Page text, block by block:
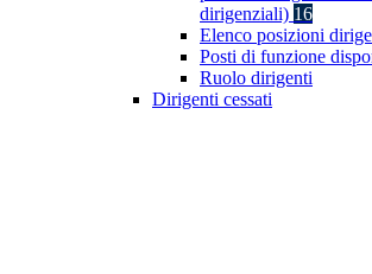
dirigenziali) 16
Elenco posizioni
Posti di funzione
Ruolo dirigenti
Dirigenti cessati